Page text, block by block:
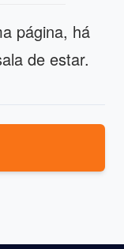
página, há
de estar.